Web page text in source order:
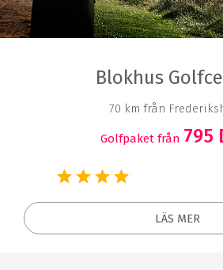
Blokhus
70 km från
Golfpaket från 795
LÄS MER